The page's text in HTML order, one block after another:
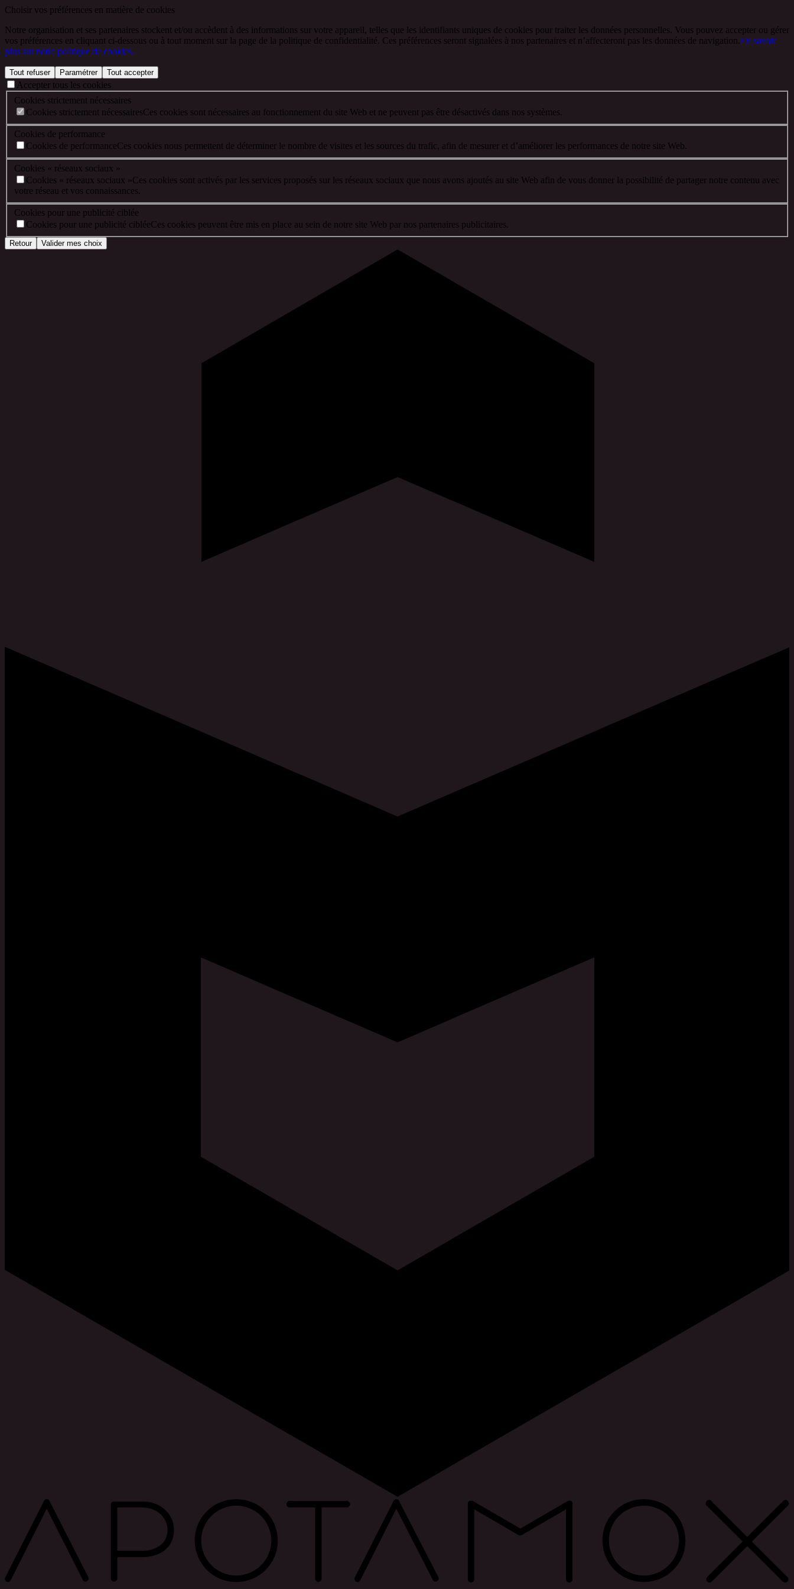
Choisir vos préférences en matière de cookies
Notre organisation et ses partenaires stockent et/ou accèdent à des informations sur votre appareil, telles que les identifiants uniques de cookies pour traiter les données personnelles. Vous pouvez accepter ou gérer
vos préférences en cliquant ci-dessous ou à tout moment sur la page de la politique de confidentialité. Ces préférences seront signalées à nos partenaires et n’affecteront pas les données de navigation.En savoir
plus sur notre politique de cookies.
Tout refuser Paramétrer Tout accepter
Accepter tous les cookies
Cookies strictement nécessaires
Cookies strictement nécessairesCes cookies sont nécessaires au fonctionnement du site Web et ne peuvent pas être désactivés dans nos systèmes.
Cookies de performance
Cookies de performanceCes cookies nous permettent de déterminer le nombre de visites et les sources du trafic, afin de mesurer et d’améliorer les performances de notre site Web.
Cookies « réseaux sociaux »
Cookies « réseaux sociaux »Ces cookies sont activés par les services proposés sur les réseaux sociaux que nous avons ajoutés au site Web afin de vous donner la possibilité de partager notre contenu avec
votre réseau et vos connaissances.
Cookies pour une publicité ciblée
Cookies pour une publicité cibléeCes cookies peuvent être mis en place au sein de notre site Web par nos partenaires publicitaires.
Retour Valider mes choix